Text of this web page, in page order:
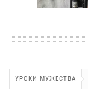
УРОКИ МУЖЕСТВА